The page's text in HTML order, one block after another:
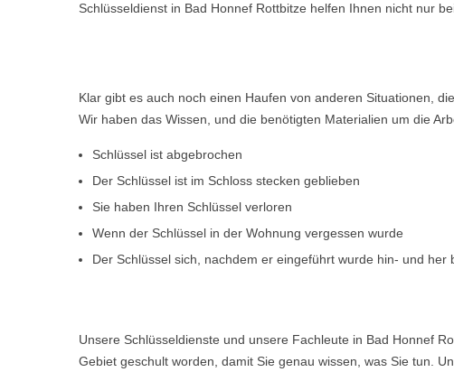
Schlüsseldienst in Bad Honnef Rottbitze helfen Ihnen nicht nur
Klar gibt es auch noch einen Haufen von anderen Situationen,
Wir haben das Wissen, und die benötigten Materialien um die
Schlüssel ist abgebrochen
Der Schlüssel ist im Schloss stecken geblieben
Sie haben Ihren Schlüssel verloren
Wenn der Schlüssel in der Wohnung vergessen wurde
Der Schlüssel sich, nachdem er eingeführt wurde hin- und
Unsere Schlüsseldienste und unsere Fachleute in Bad Honnef
Gebiet geschult worden, damit Sie genau wissen, was Sie tun.